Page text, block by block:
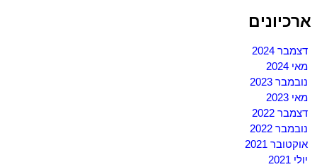
ארכיונים
דצמבר 2024
מאי 2024
נובמבר 2023
מאי 2023
דצמבר 2022
נובמבר 2022
אוקטובר 2021
יולי 2021